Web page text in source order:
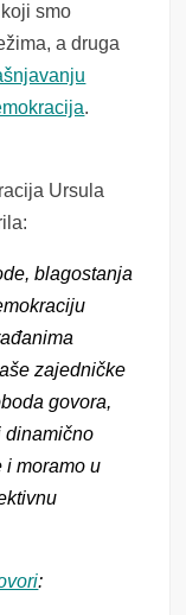
smo
a druga
.
Ursula
blagostanja
zajedničke
govora,
dinamično
i moramo u
: